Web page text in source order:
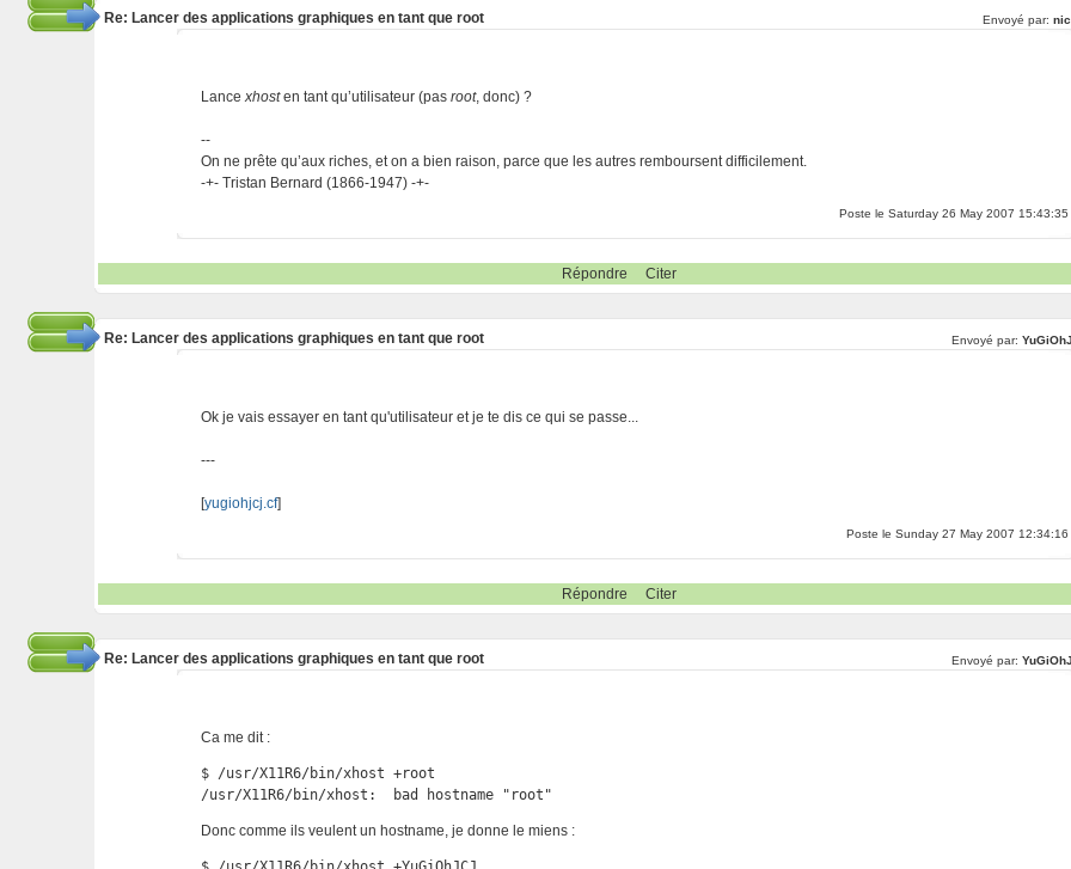
Re: Lancer des applications graphiques en tant que root Envoyé par:
Lancexhosten tant qu’utilisateur (pasroot, donc) ?
--
On ne prête qu’aux riches, et on a bien raison, parce que les autres remboursent difficilement.
-+- Tristan Bernard (1866-1947) -+-
Poste le Saturday 26 May 2007 15:43:35
Répondre Citer
Re: Lancer des applications graphiques en tant que root Envoyé par:
Ok je vais essayer en tant qu'utilisateur et je te dis ce qui se passe...
---
[yugiohjcj.cf]
Poste le Sunday 27 May 2007 12:34:16
Répondre Citer
Re: Lancer des applications graphiques en tant que root Envoyé par:
Ca me dit :
$ /usr/X11R6/bin/xhost +root
/usr/X11R6/bin/xhost:  bad hostname "root"
Donc comme ils veulent un hostname, je donne le miens :